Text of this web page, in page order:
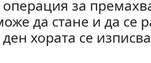
операция за
да стане и да се
хората се